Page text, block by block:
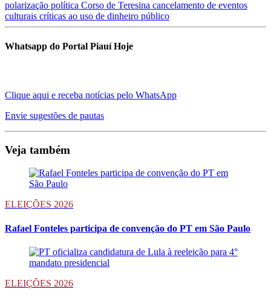
polarização política Corso de Teresina cancelamento de eventos
culturais críticas ao uso de dinheiro público
Whatsapp do Portal Piauí Hoje
Clique aqui e receba notícias pelo WhatsApp
Envie sugestões de pautas
Veja também
ELEIÇÕES 2026
Rafael Fonteles participa de convenção do PT em São Paulo
ELEIÇÕES 2026